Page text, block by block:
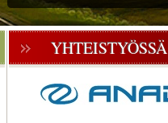
YHTEISTYÖSSÄ